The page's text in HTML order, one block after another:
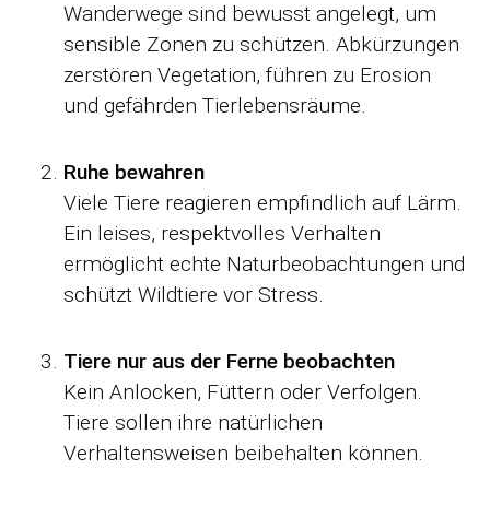
Wanderwege sind bewusst angelegt, um
sensible Zonen zu schützen. Abkürzungen
zerstören Vegetation, führen zu Erosion
und gefährden Tierlebensräume.
Ruhe bewahren
Viele Tiere reagieren empfindlich auf Lärm.
Ein leises, respektvolles Verhalten
ermöglicht echte Naturbeobachtungen und
schützt Wildtiere vor Stress.
Tiere nur aus der Ferne beobachten
Kein Anlocken, Füttern oder Verfolgen.
Tiere sollen ihre natürlichen
Verhaltensweisen beibehalten können.